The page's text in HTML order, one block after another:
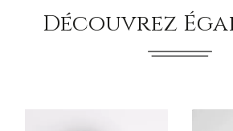
Découvrez